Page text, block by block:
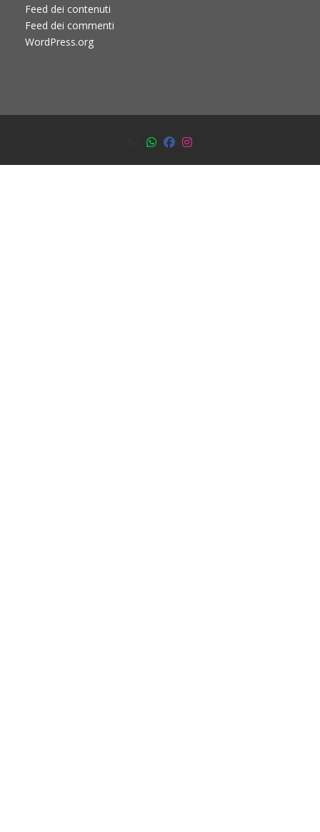
Feed dei contenuti
Feed dei commenti
WordPress.org